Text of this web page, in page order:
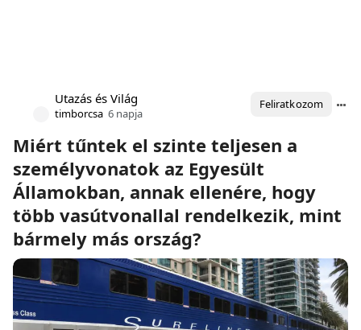
Utazás és Világ
timborcsa 6 napja
Feliratkozom
Miért tűntek el szinte teljesen a
személyvonatok az Egyesült
Államokban, annak ellenére, hogy
több vasútvonallal rendelkezik, mint
bármely más ország?